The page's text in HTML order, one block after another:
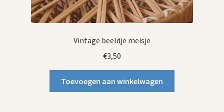
Vintage beeldje meisje
€3,50
Toevoegen aan winkelwagen